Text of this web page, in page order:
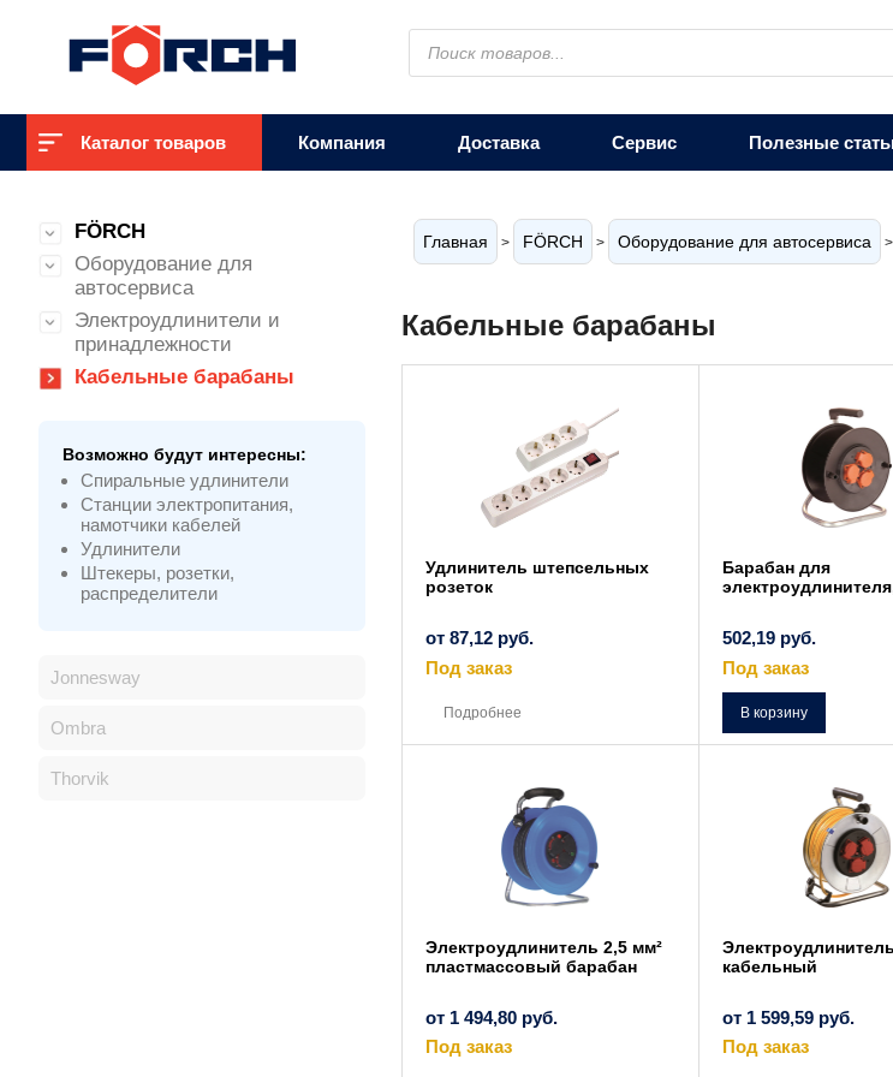
Поиск
товаров
Каталог товаров Компания Доставка Сервис Полезные
Главная > FÖRCH > Оборудование для автосервиса >
Кабельные барабаны
Удлинитель штепсельных
розеток
от 87,12 руб.
Под заказ
Подробнее
можно
выбрать
на
странице
товара.
Барабан для
502,19 руб.
Под заказ
В корзину
Электроудлинитель 2,5 мм²
пластмассовый барабан
от 1 494,80 руб.
Под заказ
кабельный
от 1 599,59 руб.
Под заказ
FÖRCH
Оборудование для
автосервиса
Электроудлинители и
принадлежности
Кабельные барабаны
Возможно будут интересны:
Спиральные удлинители
Станции электропитания,
намотчики кабелей
Удлинители
Штекеры, розетки,
распределители
Jonnesway
Ombra
Thorvik